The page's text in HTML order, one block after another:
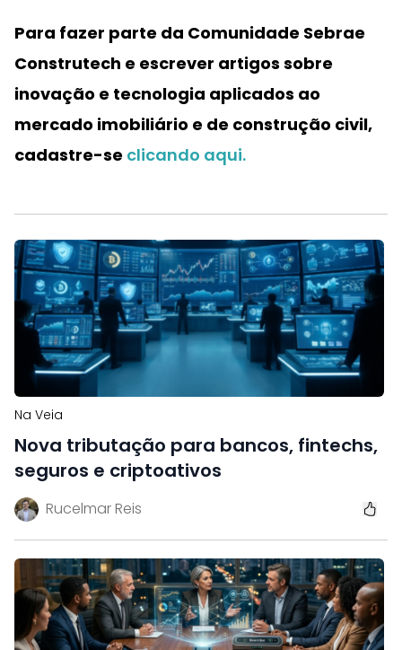
Para fazer parte da Comunidade Sebrae
Construtech e escrever artigos sobre
inovação e tecnologia aplicados ao
mercado imobiliário e de construção civil,
cadastre-se clicando aqui.
Na Veia
Nova tributação para bancos, fintechs,
seguros e criptoativos
Rucelmar Reis